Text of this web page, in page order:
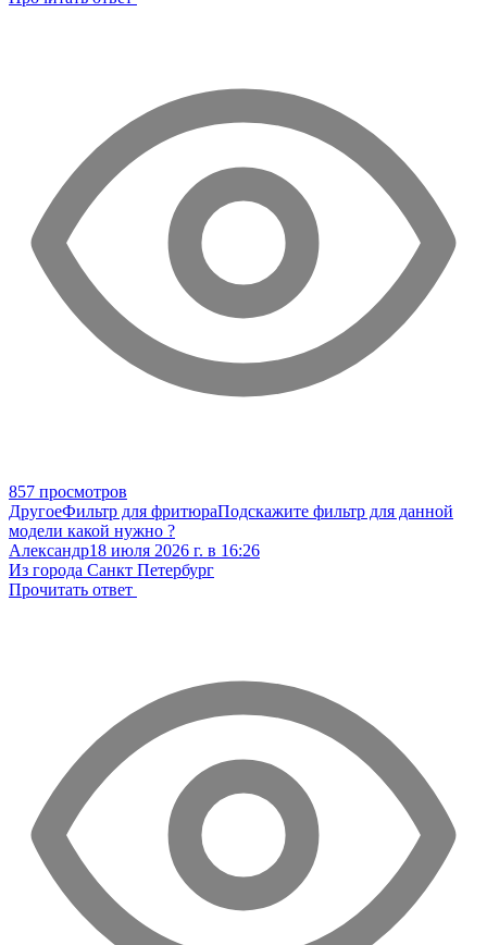
857 просмотров
ДругоеФильтр для фритюраПодскажите фильтр для данной
модели какой нужно ?
Александр18 июля 2026 г. в 16:26
Из города Санкт Петербург
Прочитать ответ